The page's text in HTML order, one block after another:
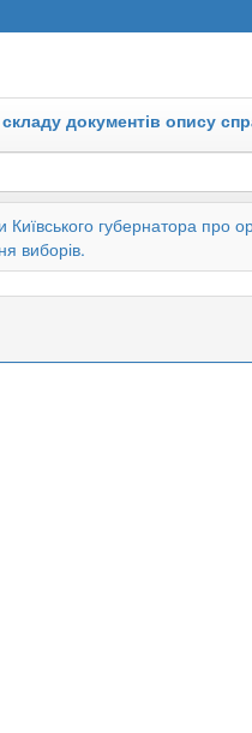
документів опису
Київського губернатора про
виборів.